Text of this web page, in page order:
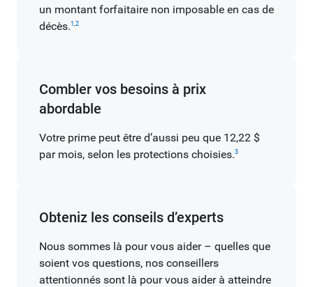
un montant forfaitaire non imposable en cas de
décès.1 2
Combler vos besoins à prix
abordable
Votre prime peut être d’aussi peu que 12,22 $
par mois, selon les protections choisies.3
Obteniz les conseils d’experts
Nous sommes là pour vous aider – quelles que
soient vos questions, nos conseillers
attentionnés sont là pour vous aider à atteindre